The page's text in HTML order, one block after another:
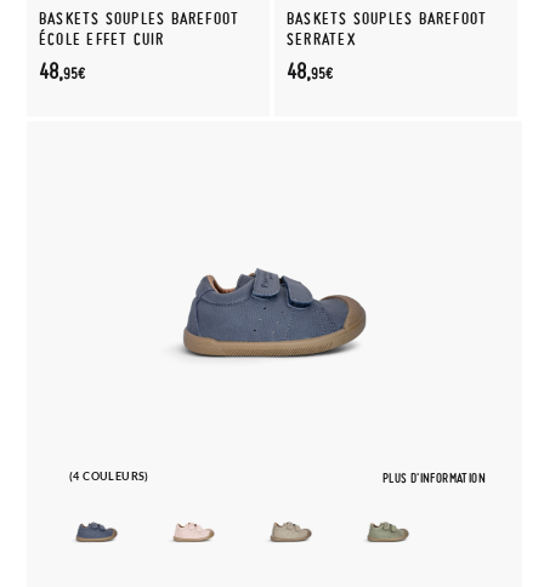
BASKETS SOUPLES BAREFOOT
ÉCOLE EFFET CUIR
48,95€
BASKETS SOUPLES BAREFOOT
SERRATEX
48,95€
(4 COULEURS) PLUS D'INFORMATION